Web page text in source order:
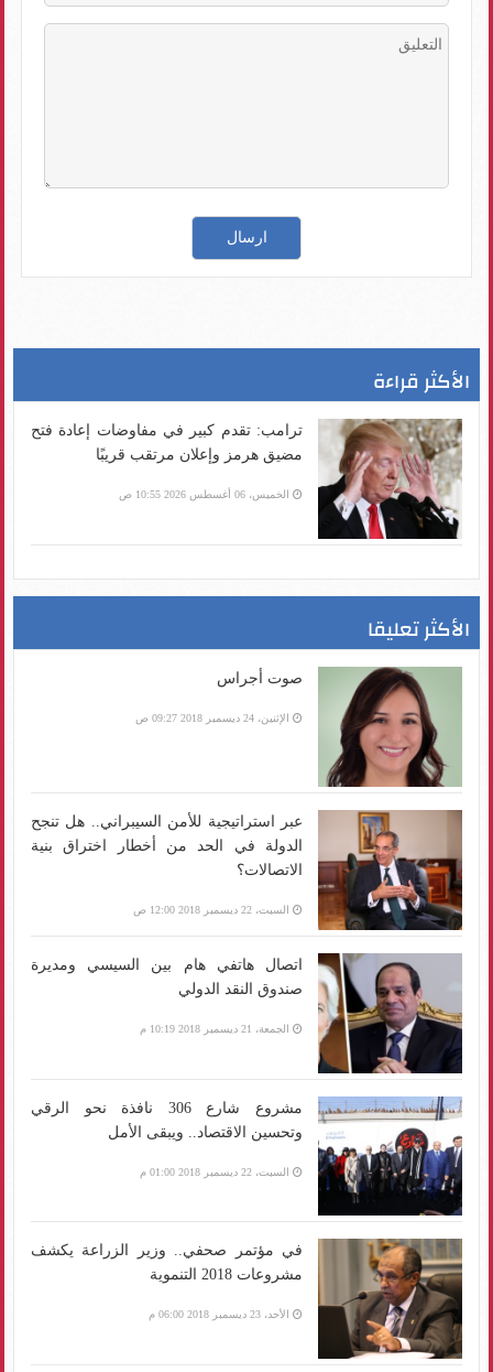
الأكثر قراءة
ترامب: تقدم كبير في مفاوضات إعادة فتح
مضيق هرمز وإعلان مرتقب قريبًا
الخميس، 06 أغسطس 2026 10:55 ص
الأكثر تعليقا
صوت أجراس
الإثنين، 24 ديسمبر 2018 09:27 ص
عبر استراتيجية للأمن السيبراني.. هل تنجح
الدولة في الحد من أخطار اختراق بنية
الاتصالات؟
السبت، 22 ديسمبر 2018 12:00 ص
اتصال هاتفي هام بين السيسي ومديرة
صندوق النقد الدولي
الجمعة، 21 ديسمبر 2018 10:19 م
مشروع شارع 306 نافذة نحو الرقي
وتحسين الاقتصاد.. ويبقى الأمل
السبت، 22 ديسمبر 2018 01:00 م
في مؤتمر صحفي.. وزير الزراعة يكشف
مشروعات 2018 التنموية
الأحد، 23 ديسمبر 2018 06:00 م